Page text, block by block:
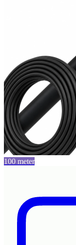
100 meter